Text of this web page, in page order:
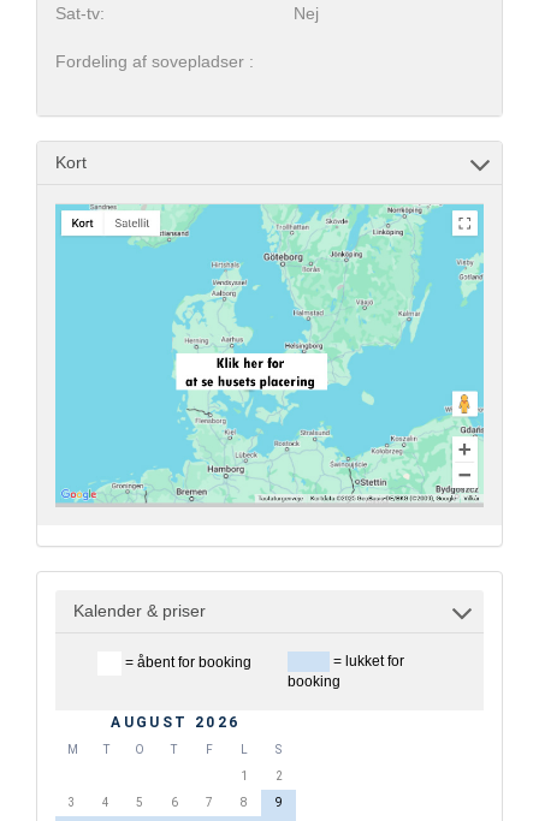
Sat-tv:
Nej
Fordeling af sovepladser :
Kort
Kalender & priser
= åbent for booking
= lukket for
booking
AUGUST 2026
M T O T F L
S
1
2
3
4 5 6 7 8
9